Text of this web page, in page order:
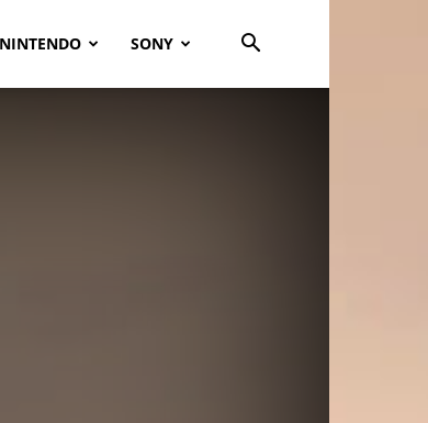
NINTENDO SONY